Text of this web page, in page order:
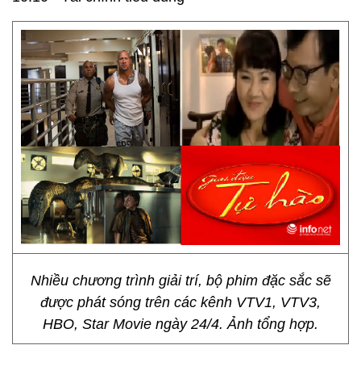
Nhiều chương trình giải trí, bộ phim đặc sắc sẽ
được phát sóng trên các kênh VTV1, VTV3,
HBO, Star Movie ngày 24/4. Ảnh tổng hợp.